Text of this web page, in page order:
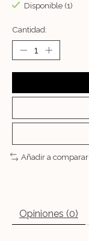
Disponible (1)
Cantidad:
Añadir a comparar
Opiniones (0)